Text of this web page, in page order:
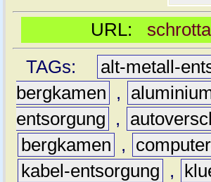
URL:
TAGs:
alt-metall-
bergkamen
,
entsorgung
,
bergkamen
,
kabel-entsorgung
,